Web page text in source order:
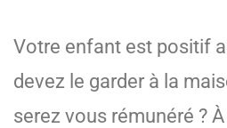
Votre enfant est positif
devez le garder à la
serez vous rémunéré ?